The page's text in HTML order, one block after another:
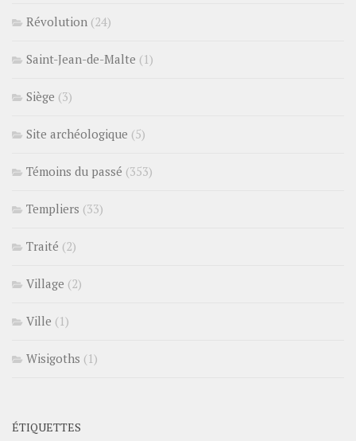
Révolution (24)
Saint-Jean-de-Malte (1)
Siège (3)
Site archéologique (5)
Témoins du passé (353)
Templiers (33)
Traité (2)
Village (2)
Ville (1)
Wisigoths (1)
ÉTIQUETTES